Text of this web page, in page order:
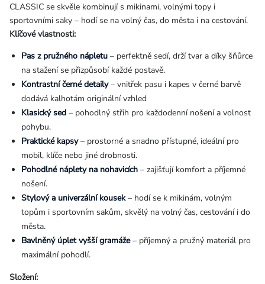
CLASSIC se skvěle kombinují s mikinami, volnými topy i
sportovními saky – hodí se na volný čas, do města i na cestování.
Klíčové vlastnosti:
Pas z pružného nápletu – perfektně sedí, drží tvar a díky šňůrce
na stažení se přizpůsobí každé postavě.
Kontrastní černé detaily– vnitřek pasu i kapes v černé barvě
dodává kalhotám originální vzhled
Klasický sed – pohodlný střih pro každodenní nošení a volnost
pohybu.
Praktické kapsy– prostorné a snadno přístupné, ideální pro
mobil, klíče nebo jiné drobnosti.
Pohodlné náplety na nohavicích – zajišťují komfort a příjemné
nošení.
Stylový a univerzální kousek– hodí se k mikinám, volným
topům i sportovním sakům, skvělý na volný čas, cestování i do
města.
Bavlněný úplet vyšší gramáže– příjemný a pružný materiál pro
maximální pohodlí.
Složení: